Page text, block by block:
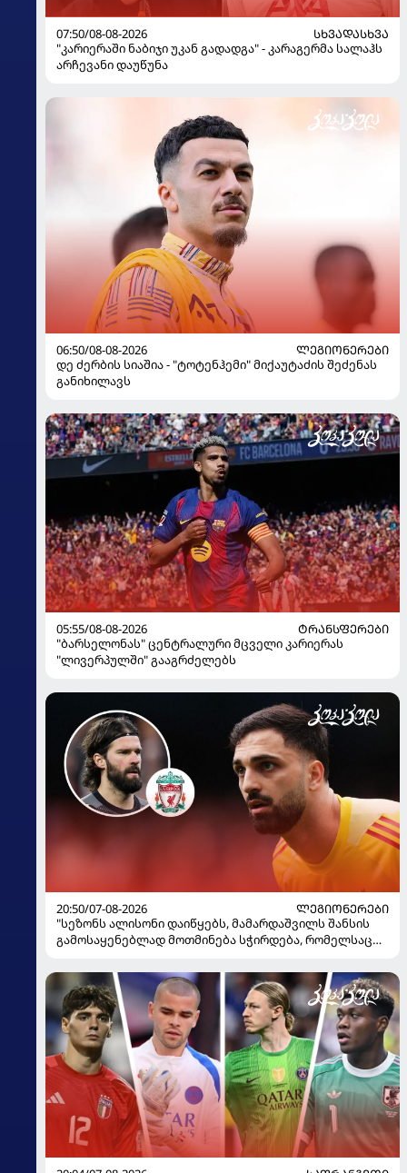
07:50/08-08-2026
ᲡᲮᲕᲐᲓᲐᲡᲮᲕᲐ
"კარიერაში ნაბიჯი უკან გადადგა" - კარაგერმა სალაჰს
არჩევანი დაუწუნა
06:50/08-08-2026
ᲚᲔᲒᲘᲝᲜᲔᲠᲔᲑᲘ
დე ძერბის სიაშია - "ტოტენჰემი" მიქაუტაძის შეძენას
განიხილავს
05:55/08-08-2026
ᲢᲠᲐᲜᲡᲤᲔᲠᲔᲑᲘ
"ბარსელონას" ცენტრალური მცველი კარიერას
"ლივერპულში" გააგრძელებს
20:50/07-08-2026
ᲚᲔᲒᲘᲝᲜᲔᲠᲔᲑᲘ
"სეზონს ალისონი დაიწყებს, მამარდაშვილს შანსის
გამოსაყენებლად მოთმინება სჭირდება, რომელსაც
ყოფილმა მეკარემ